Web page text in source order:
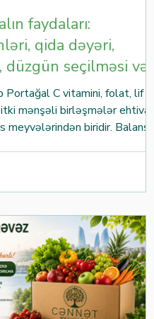
faydaları:
qida dəyəri,
düzgün seçilməsi və
Portağal C vitamini, folat, lif və
mənşəli birləşmələr ehtiva
meyvələrindən biridir. Balanslı
Şirin-turş dadı və yüksək su
və desertlərdə geniş istifadə
Portağal nədir?
qida dəyəri Portağalda hansı
Portağalın faydaları
seçmək olar? Portağalı
olar? Portağalın